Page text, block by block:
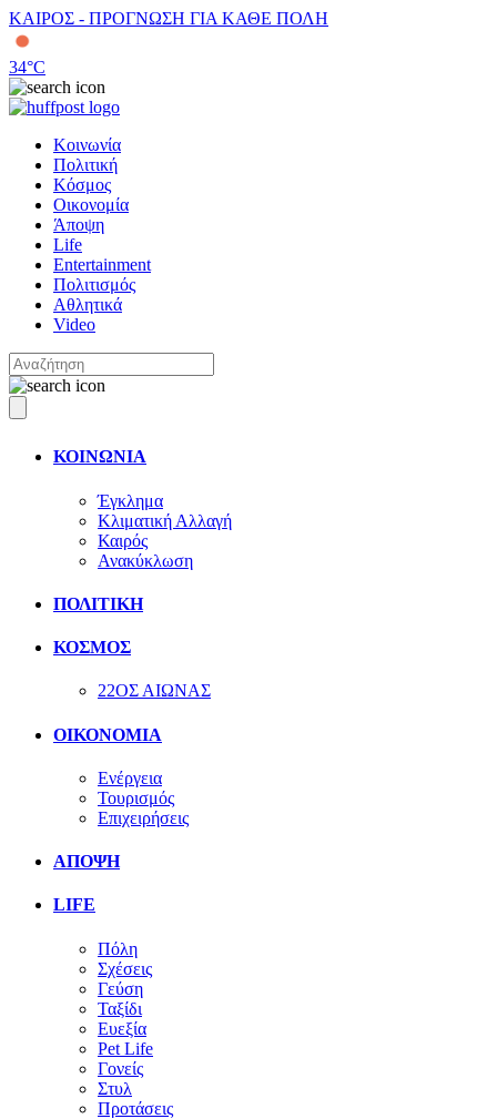
ΚΑΙΡΟΣ - ΠΡΟΓΝΩΣΗ ΓΙΑ ΚΑΘΕ ΠΟΛΗ
34°C
Κοινωνία
Πολιτική
Κόσμος
Οικονομία
Άποψη
Life
Entertainment
Πολιτισμός
Αθλητικά
Video
ΚΟΙΝΩΝΙΑ
Έγκλημα
Κλιματική Αλλαγή
Καιρός
Ανακύκλωση
ΠΟΛΙΤΙΚΗ
ΚΟΣΜΟΣ
22ΟΣ ΑΙΩΝΑΣ
ΟΙΚΟΝΟΜΙΑ
Ενέργεια
Τουρισμός
Επιχειρήσεις
ΑΠΟΨΗ
LIFE
Πόλη
Σχέσεις
Γεύση
Ταξίδι
Ευεξία
Pet Life
Γονείς
Στυλ
Προτάσεις